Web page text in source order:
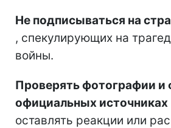
Не подписываться на
, спекулирующих на
войны.
Проверять фотографии и
официальных источниках
оставлять реакции или